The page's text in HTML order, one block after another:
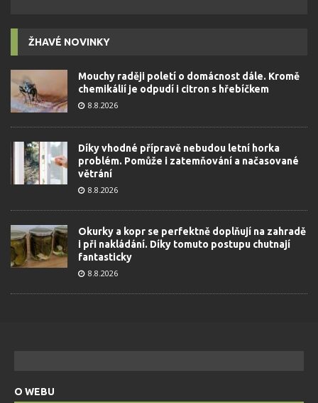
ŽHAVÉ NOVINKY
Mouchy raději poletí o domácnost dále. Kromě
chemikálií je odpudí i citron s hřebíčkem
8.8.2026
Díky vhodné přípravě nebudou letní horka
problém. Pomůže i zatemňování a načasované
větrání
8.8.2026
Okurky a kopr se perfektně doplňují na zahradě
i při nakládání. Díky tomuto postupu chutnají
fantasticky
8.8.2026
O WEBU